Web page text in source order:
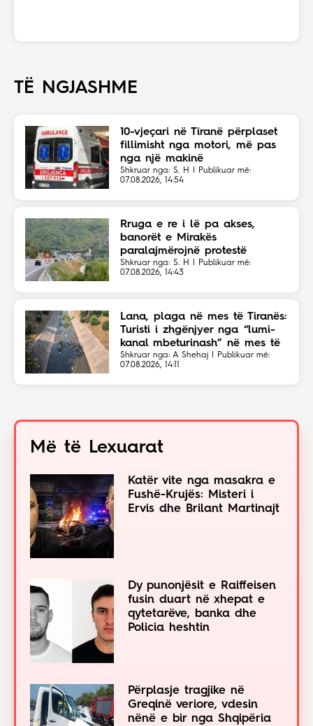
TË NGJASHME
10-vjeçari në Tiranë përplaset
fillimisht nga motori, më pas
nga një makinë
Shkruar nga: S. H | Publikuar më:
07.08.2026, 14:54
Rruga e re i lë pa akses,
banorët e Mirakës
paralajmërojnë protestë
Shkruar nga: S. H | Publikuar më:
07.08.2026, 14:43
Lana, plaga në mes të Tiranës:
Turisti i zhgënjyer nga “lumi-
kanal mbeturinash” në mes të
kryeqytetit
Shkruar nga: A Shehaj | Publikuar më:
07.08.2026, 14:11
Më të Lexuarat
Katër vite nga masakra e
Fushë-Krujës: Misteri i
Ervis dhe Brilant Martinajt
Dy punonjësit e Raiffeisen
fusin duart në xhepat e
qytetarëve, banka dhe
Policia heshtin
Përplasje tragjike në
Greqinë veriore, vdesin
nënë e bir nga Shqipëria